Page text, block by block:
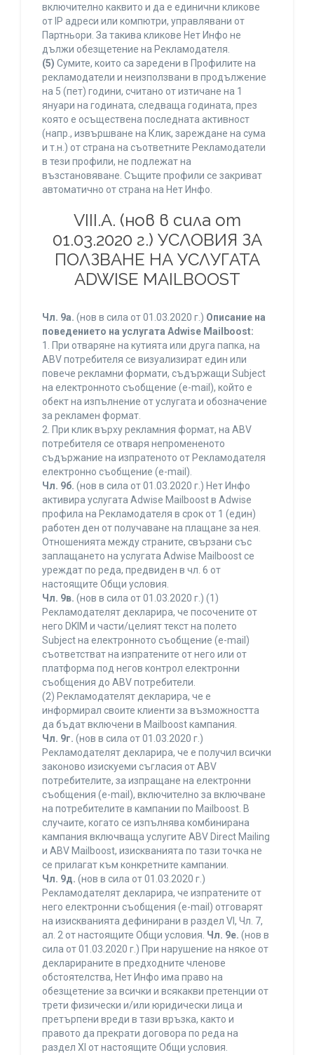
включително каквито и да е единични кликове
от IP адреси или компютри, управлявани от
Партньори. За такива кликове Нет Инфо не
дължи обезщетение на Рекламодателя.
(5) Сумите, които са заредени в Профилите на
рекламодатели и неизползвани в продължение
на 5 (пет) години, считано от изтичане на 1
януари на годината, следваща годината, през
която е осъществена последната активност
(напр., извършване на Клик, зареждане на сума
и т.н.) от страна на съответните Рекламодатели
в тези профили, не подлежат на
възстановяване. Същите профили се закриват
автоматично от страна на Нет Инфо.
VIII.A. (нов в сила от
01.03.2020 г.) УСЛОВИЯ ЗА
ПОЛЗВАНЕ НА УСЛУГАТА
ADWISE MAILBOOST
Чл. 9а. (нов в сила от 01.03.2020 г.) Описание на
поведението на услугата Adwise Mailboost:
1. При отваряне на кутията или друга папка, на
ABV потребителя се визуализират един или
повече рекламни формати, съдържащи Subject
на електронното съобщение (e-mail), който е
обект на изпълнение от услугата и обозначение
за рекламен формат.
2. При клик върху рекламния формат, на ABV
потребителя се отваря непромененото
съдържание на изпратеното от Рекламодателя
електронно съобщение (e-mail).
Чл. 9б. (нов в сила от 01.03.2020 г.) Нет Инфо
активира услугата Adwise Mailboost в Adwise
профила на Рекламодателя в срок от 1 (един)
работен ден от получаване на плащане за нея.
Отношенията между страните, свързани със
заплащането на услугата Adwise Mailboost се
уреждат по реда, предвиден в чл. 6 от
настоящите Общи условия.
Чл. 9в. (нов в сила от 01.03.2020 г.) (1)
Рекламодателят декларира, че посочените от
него DKIM и части/целият текст на полето
Subject на електронното съобщение (e-mail)
съответстват на изпратените от него или от
платформа под негов контрол електронни
съобщения до ABV потребители.
(2) Рекламодателят декларира, че е
информирал своите клиенти за възможността
да бъдат включени в Mailboost кампания.
Чл. 9г. (нов в сила от 01.03.2020 г.)
Рекламодателят декларира, че е получил всички
законово изискуеми съгласия от ABV
потребителите, за изпращане на електронни
съобщения (e-mail), включително за включване
на потребителите в кампании по Mailboost. В
случаите, когато се изпълнява комбинирана
кампания включваща услугите ABV Direct Mailing
и ABV Mailboost, изискванията по тази точка не
се прилагат към конкретните кампании.
Чл. 9д. (нов в сила от 01.03.2020 г.)
Рекламодателят декларира, че изпратените от
него електронни съобщения (e-mail) отговарят
на изискванията дефинирани в раздел VI, Чл. 7,
ал. 2 от настоящите Общи условия. Чл. 9е. (нов в
сила от 01.03.2020 г.) При нарушение на някое от
декларираните в предходните членове
обстоятелства, Нет Инфо има право на
обезщетение за всички и всякакви претенции от
трети физически и/или юридически лица и
претърпени вреди в тази връзка, както и
правото да прекрати договора по реда на
раздел XI от настоящите Общи условия.